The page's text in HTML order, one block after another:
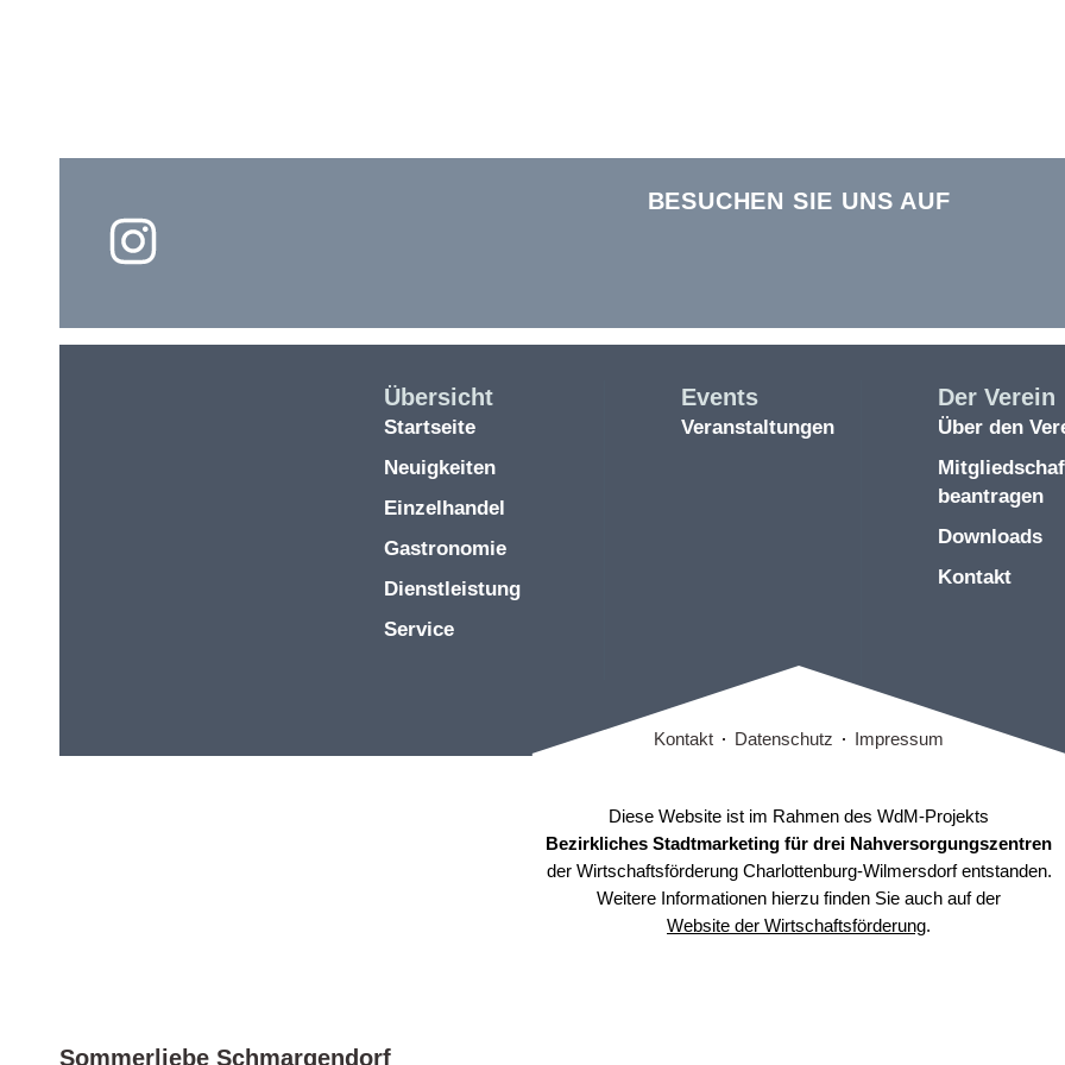
BESUCHEN SIE UNS AUF
Übersicht
Startseite
Neuigkeiten
Einzelhandel
Gastronomie
Dienstleistung
Service
Events
Veranstaltungen
Der Verein
Über den
beantragen
Downloads
Kontakt
Kontakt Datenschutz Impressum
Diese Website ist im Rahmen des WdM-Projekts
Bezirkliches Stadtmarketing für drei Nahversorgungszentren
der Wirtschaftsförderung Charlottenburg-Wilmersdorf entstanden.
Weitere Informationen hierzu finden Sie auch auf der
Website der Wirtschaftsförderung.
Sommerliebe Schmargendorf